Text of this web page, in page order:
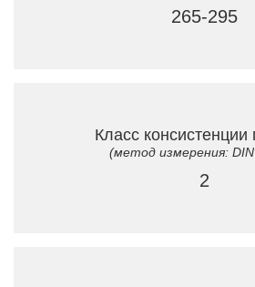
265-295
Класс консистенции
(метод измерения:
2